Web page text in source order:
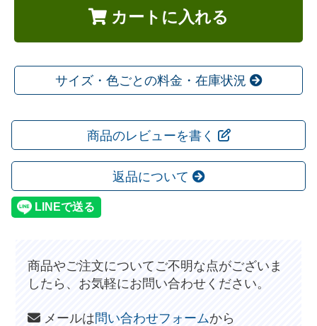
カートに入れる
サイズ・色ごとの料金・在庫状況
商品のレビューを書く
返品について
商品やご注文についてご不明な点がございま
したら、お気軽にお問い合わせください。
メールは問い合わせフォームから